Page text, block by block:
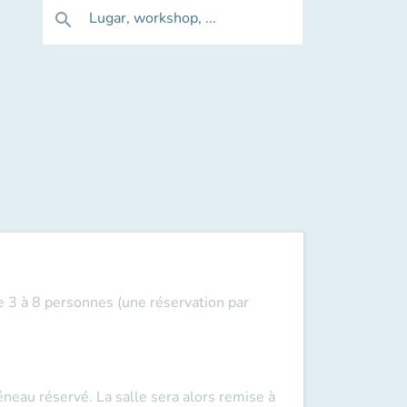
search Lugar, workshop, ...
à 8 personnes (une réservation par
réservé. La salle sera alors remise à